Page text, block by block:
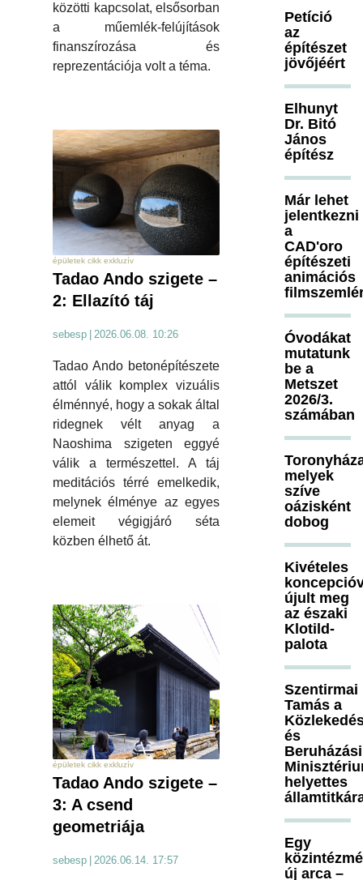
közötti kapcsolat, elsősorban
a műemlék-felújítások
finanszírozása és
reprezentációja volt a téma.
épületek cikk exkluzív
Tadao Ando szigete –
2: Ellazító táj
sebesp | 2026.06.08. 10:26
Tadao Ando betonépítészete
attól válik komplex vizuális
élménnyé, hogy a sokak által
ridegnek vélt anyag a
Naoshima szigeten eggyé
válik a természettel. A táj
meditációs térré emelkedik,
melynek élménye az egyes
elemeit végigjáró séta
közben élhető át.
épületek cikk exkluzív
Tadao Ando szigete –
3: A csend
geometriája
sebesp 2026.06.14. 17:57
Petíció
az
építészet
jövőjéért
Elhunyt
Dr. Bitó
János
építész
Már lehet
jelentkezni
a
CAD'oro
építészeti
animációs
Óvodákat
mutatunk
be a
Metszet
2026/3.
számában
melyek
szíve
oázisként
dobog
Kivételes
újult meg
az északi
Klotild-
palota
Szentirmai
Tamás a
és
Beruházási
helyettes
Egy
új arca –